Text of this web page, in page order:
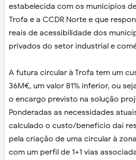
estabelecida com os municípios
Trofa e a CCDR Norte e que
reais de acessibilidade dos
privados do setor industrial e
A futura circular à Trofa tem um
36M€, um valor 81% inferior, ou
o encargo previsto na solução
Ponderadas as necessidades
calculado o custo/benefício daí
pela criação de uma circular à
com um perfil de 1+1 vias